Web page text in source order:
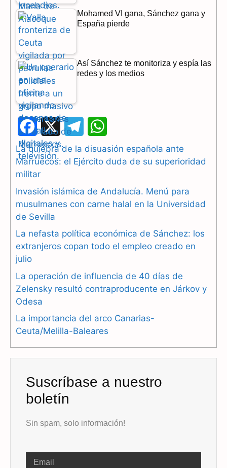
Mohamed VI gana, Sánchez gana y
España pierde
Así Sánchez te monitoriza y espía las
redes y los medios
F
a
c
b
o
o
X
e
l
g
a
h
a
s
p
La quiebra de la disuasión española ante
Marruecos: el Ejército duda de su superioridad
militar
Invasión islámica de Andalucía. Menú para
musulmanes con carne halal en la Universidad
de Sevilla
La nefasta política económica de Sánchez: los
extranjeros copan todo el empleo creado en
julio
La operación de influencia de 40 días de
Zelensky resultó contraproducente en Járkov y
Odesa
La importancia del arco Canarias-
Ceuta/Melilla-Baleares
Suscríbase a nuestro
boletín
Sin spam, solo información!